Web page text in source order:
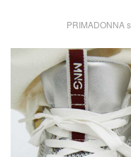
PRIMADONNA